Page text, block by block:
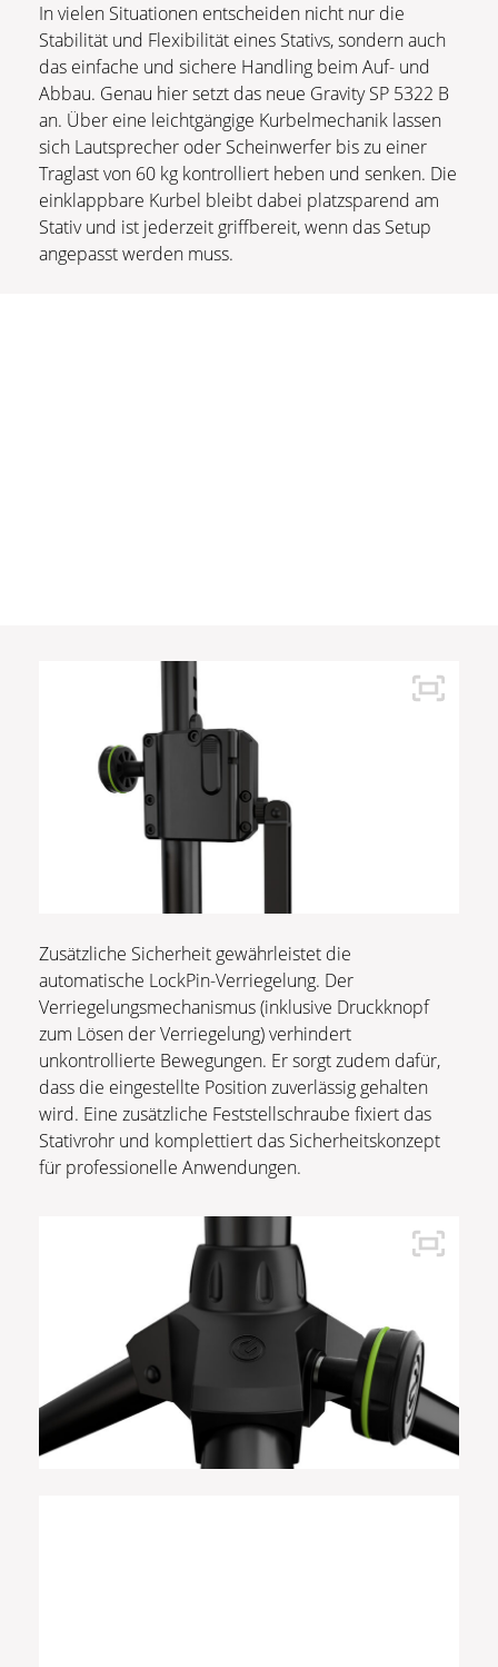
In vielen Situationen entscheiden nicht nur die
Stabilität und Flexibilität eines Stativs, sondern auch
das einfache und sichere Handling beim Auf- und
Abbau. Genau hier setzt das neue Gravity SP 5322 B
an. Über eine leichtgängige Kurbelmechanik lassen
sich Lautsprecher oder Scheinwerfer bis zu einer
Traglast von 60 kg kontrolliert heben und senken. Die
einklappbare Kurbel bleibt dabei platzsparend am
Stativ und ist jederzeit griffbereit, wenn das Setup
angepasst werden muss.
Zusätzliche Sicherheit gewährleistet die
automatische LockPin-Verriegelung. Der
Verriegelungsmechanismus (inklusive Druckknopf
zum Lösen der Verriegelung) verhindert
unkontrollierte Bewegungen. Er sorgt zudem dafür,
dass die eingestellte Position zuverlässig gehalten
wird. Eine zusätzliche Feststellschraube fixiert das
Stativrohr und komplettiert das Sicherheitskonzept
für professionelle Anwendungen.